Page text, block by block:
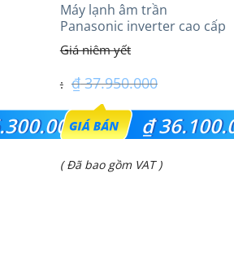
cấp
Máy lạnh âm trần
Panasonic inverter cao cấp
(4.0Hp) S-3448PU3HA/U-
34PRH1H5
₫37.950.000
Giá
gốc
là:
₫
Giá
( Đã bao gồm VAT )